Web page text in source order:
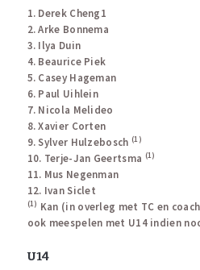
1. Derek Cheng1
2. Arke Bonnema
3. Ilya Duin
4. Beaurice Piek
5. Casey Hageman
6. Paul Uihlein
7. Nicola Melideo
8. Xavier Corten
9. Sylver Hulzebosch (1)
10. Terje-Jan Geertsma (1)
11. Mus Negenman
12. Ivan Siclet
(1) Kan (in overleg met TC en
ook meespelen met U14 indien
U14